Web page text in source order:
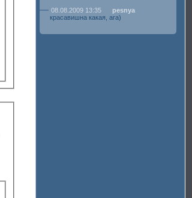
08.08.2009 13:35
pesnya
красавишна какая, ага)